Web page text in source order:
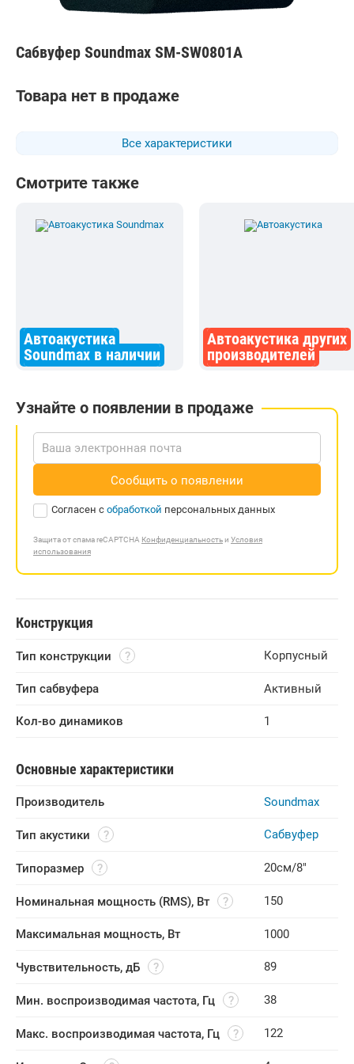
Сабвуфер Soundmax SM-SW0801A
Все характеристики
Товара нет в продаже
Смотрите также
Автоакустика
Soundmax в наличии
Автоакустика других
производителей
Узнайте о появлении в продаже
Сообщить о появлении
Согласен с обработкой персональных данных
Защита от спама reCAPTCHA Конфиденциальностьи Условия
использования
Конструкция
Тип конструкции Корпусный
Тип сабвуфера Активный
Кол-во динамиков 1
Основные характеристики
Производитель Soundmax
Тип акустики Сабвуфер
Типоразмер 20см/8"
Номинальная мощность (RMS), Вт 150
Максимальная мощность, Вт 1000
Чувствительность, дБ 89
Мин. воспроизводимая частота, Гц 38
Макс. воспроизводимая частота, Гц 122